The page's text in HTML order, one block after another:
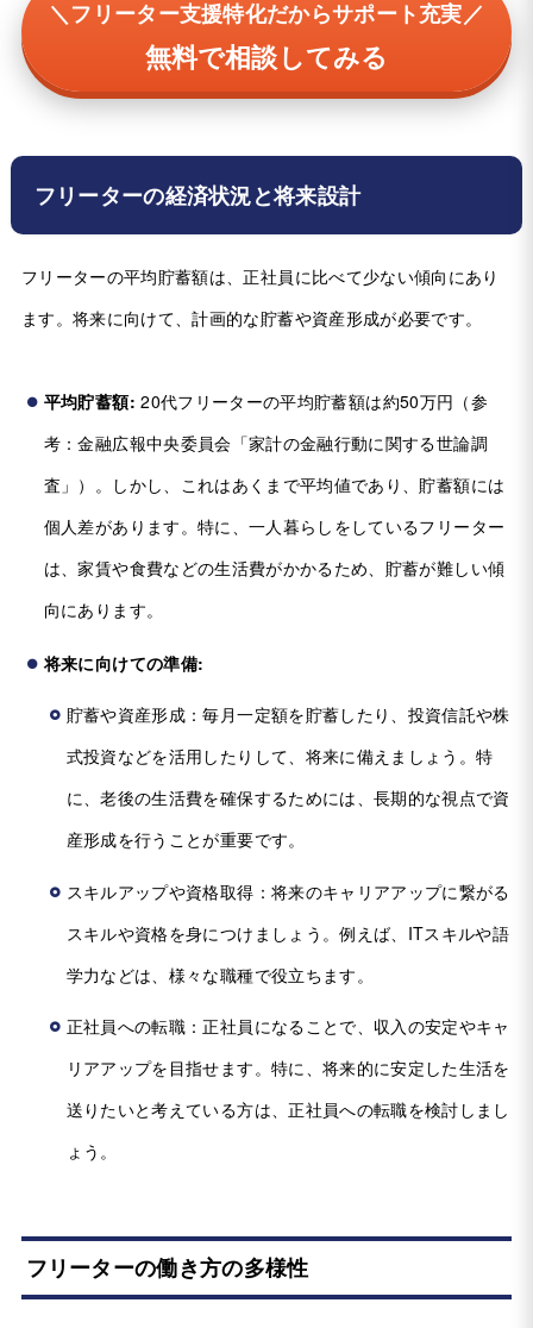
＼フリーター支援特化だからサポート充実／
無料で相談してみる
フリーターの経済状況と将来設計
フリーターの平均貯蓄額は、正社員に比べて少ない傾向にあり
ます。将来に向けて、計画的な貯蓄や資産形成が必要です。
平均貯蓄額: 20代フリーターの平均貯蓄額は約50万円（参
考：金融広報中央委員会「家計の金融行動に関する世論調
査」）。しかし、これはあくまで平均値であり、貯蓄額には
個人差があります。特に、一人暮らしをしているフリーター
は、家賃や食費などの生活費がかかるため、貯蓄が難しい傾
向にあります。
将来に向けての準備:
貯蓄や資産形成：毎月一定額を貯蓄したり、投資信託や株
式投資などを活用したりして、将来に備えましょう。特
に、老後の生活費を確保するためには、長期的な視点で資
産形成を行うことが重要です。
スキルアップや資格取得：将来のキャリアアップに繋がる
スキルや資格を身につけましょう。例えば、ITスキルや語
学力などは、様々な職種で役立ちます。
正社員への転職：正社員になることで、収入の安定やキャ
リアアップを目指せます。特に、将来的に安定した生活を
送りたいと考えている方は、正社員への転職を検討しまし
ょう。
フリーターの働き方の多様性